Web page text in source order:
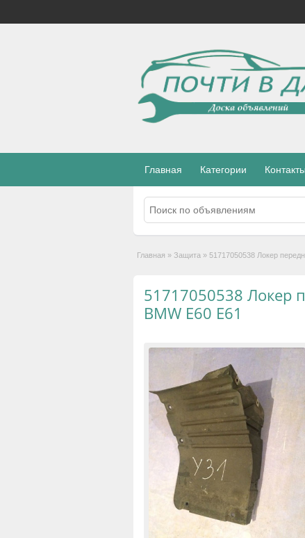
Главная Категории Контакты
Главная » Защита » 51717050538 Локер
51717050538 Локер
BMW E60 E61